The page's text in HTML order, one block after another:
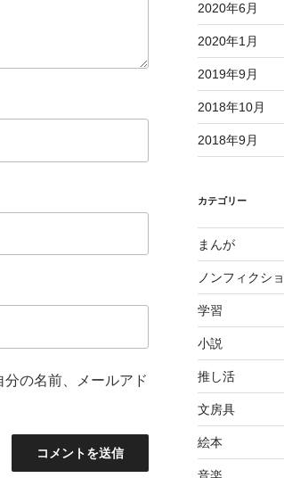
の名前、メールアド
2020年6月
2020年1月
2019年9月
2018年10月
2018年9月
カテゴリー
まんが
ノンフィクシ
学習
小説
推し活
文房具
絵本